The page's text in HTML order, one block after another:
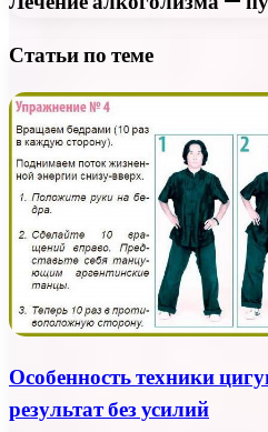
Статьи по теме
Особенность техники
результат без усилий